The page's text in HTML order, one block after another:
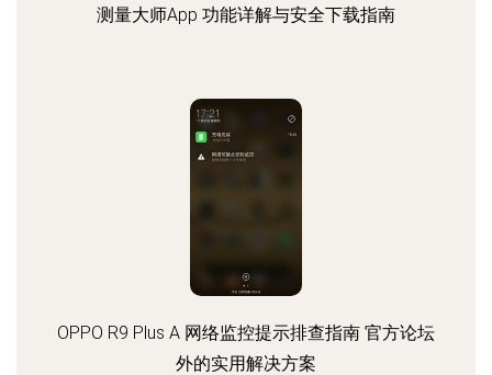
测量大师App 功能详解与安全下载指南
OPPO R9 Plus A 网络监控提示排查指南 官方论坛
外的实用解决方案